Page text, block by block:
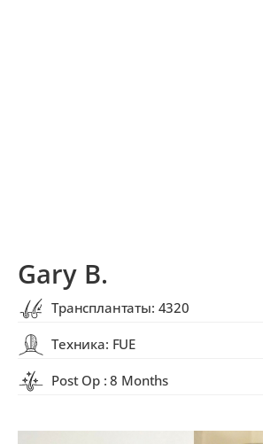
Gary B.
Трансплантаты: 4320
Техника: FUE
Post Op : 8 Months